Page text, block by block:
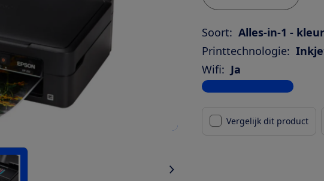
Soort: Alles-in-1 - kleur
Printtechnologie:
Wifi: Ja
Bekijk alle specificaties
Vergelijk dit product